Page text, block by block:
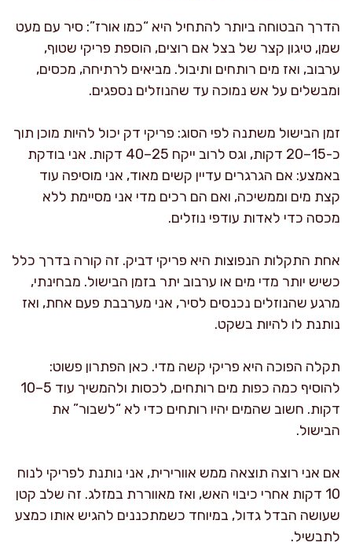
הדרך הבטוחה ביותר להתחיל היא “כמו אורז”: סיר עם מעט
שמן, טיגון קצר של בצל אם רוצים, הוספת פריקי שטוף,
ערבוב, ואז מים רותחים ותיבול. מביאים לרתיחה, מכסים,
ומבשלים על אש נמוכה עד שהנוזלים נספגים.
זמן הבישול משתנה לפי הסוג: פריקי דק יכול להיות מוכן תוך
כ-15–20 דקות, וגס לרוב ייקח 25–40 דקות. אני בודקת
באמצע: אם הגרגרים עדיין קשים מאוד, אני מוסיפה עוד
קצת מים וממשיכה, ואם הם רכים מדי אני מסיימת ללא
מכסה כדי לאדות עודפי נוזלים.
אחת התקלות הנפוצות היא פריקי דביק. זה קורה בדרך כלל
כשיש יותר מדי מים או ערבוב יתר בזמן הבישול. מבחינתי,
מרגע שהנוזלים נכנסים לסיר, אני מערבבת פעם אחת, ואז
נותנת לו להיות בשקט.
תקלה הפוכה היא פריקי קשה מדי. כאן הפתרון פשוט:
להוסיף כמה כפות מים רותחים, לכסות ולהמשיך עוד 5–10
דקות. חשוב שהמים יהיו רותחים כדי לא “לשבור” את
הבישול.
אם אני רוצה תוצאה ממש אוורירית, אני נותנת לפריקי לנוח
10 דקות אחרי כיבוי האש, ואז מאווררת במזלג. זה שלב קטן
שעושה הבדל גדול, במיוחד כשמתכננים להגיש אותו כמצע
לתבשיל.